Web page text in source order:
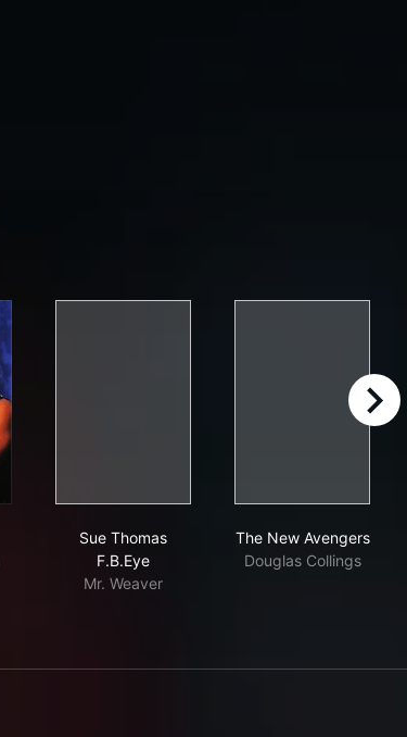
Sue Thomas
F.B.Eye
Mr. Weaver
The New Avengers
Douglas Collings
right